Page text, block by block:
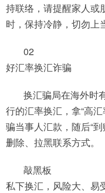
持联络，请提醒家人或
时，保持冷静，切勿上
02
好汇率换汇诈骗
换汇骗局在海外时
行的汇率换汇，拿“高汇
骗当事人汇款，随后“
删除、拉黑联系方式。
敲黑板
私下换汇，风险大、易